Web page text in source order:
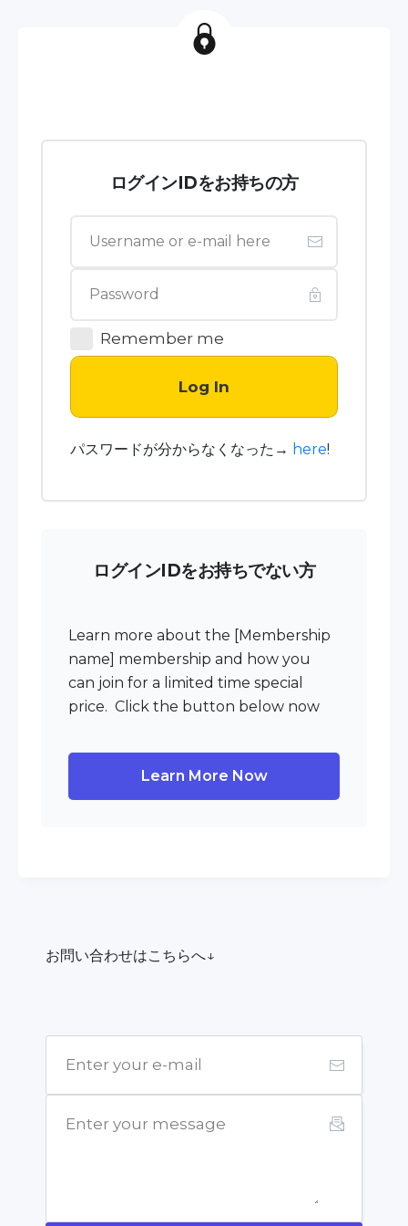
ログインIDをお持ちの方
Remember me
Log In
パスワードが分からなくなった→ here!
ログインIDをお持ちでない方
Learn more about the [Membership
name] membership and how you
can join for a limited time special
price. Click the button below now
Learn More Now
お問い合わせはこちらへ↓